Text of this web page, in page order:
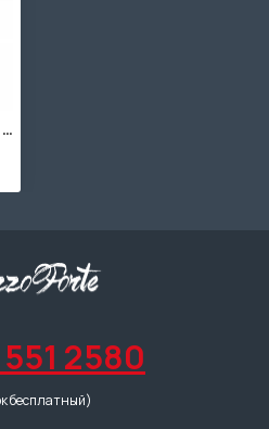
BAT-12A Светодиодный прожектор, аккумуляторный, беспроводной, IP65, RGBWAUV, 12х12Вт, LFocus
2580
бесплатный)